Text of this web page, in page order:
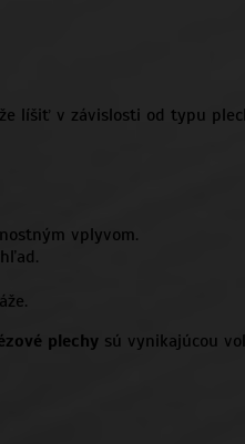
líšiť v závislosti od typu
vplyvom.
plechy sú vynikajúcou